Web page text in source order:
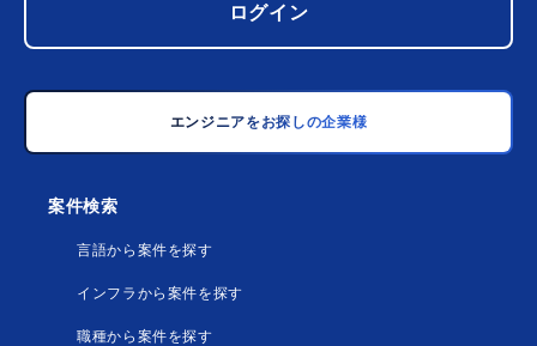
ログイン
エンジニアをお探しの企業様
案件検索
言語から案件を探す
インフラから案件を探す
職種から案件を探す